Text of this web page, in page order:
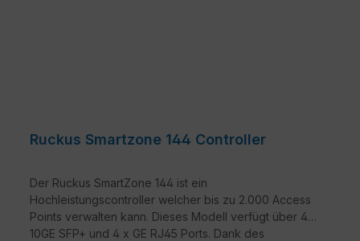
Ruckus Smartzone 144 Controller
Der Ruckus SmartZone 144 ist ein
Hochleistungscontroller welcher bis zu 2.000 Access
Points verwalten kann. Dieses Modell verfügt über 4x
10GE SFP+ und 4 x GE RJ45 Ports. Dank des